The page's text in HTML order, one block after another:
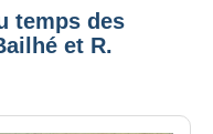
temps des
et R.